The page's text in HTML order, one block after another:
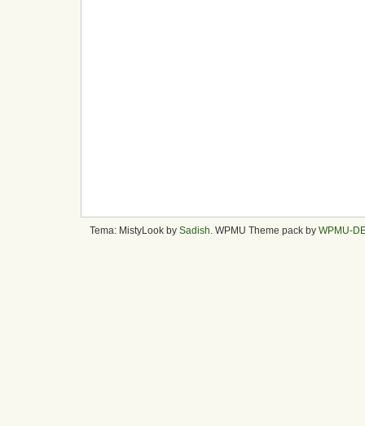
Tema: MistyLook by Sadish . WPMU Theme pack by WPMU-